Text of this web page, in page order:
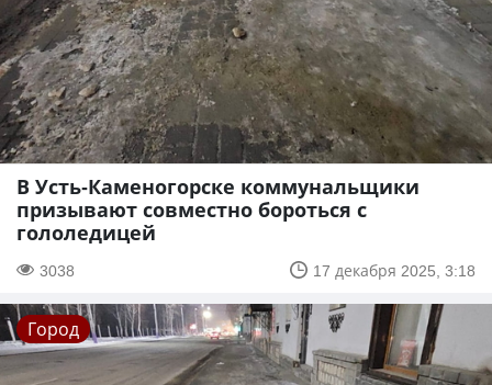
В Усть-Каменогорске коммунальщики
призывают совместно бороться с
гололедицей
3038 17 декабря 2025, 3:18
Город